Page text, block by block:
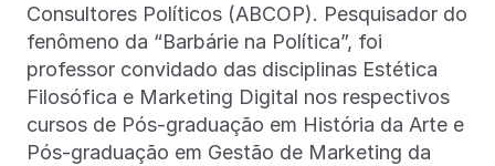
Consultores Políticos (ABCOP). Pesquisador do
fenômeno da “Barbárie na Política”, foi
professor convidado das disciplinas Estética
Filosófica e Marketing Digital nos respectivos
cursos de Pós-graduação em História da Arte e
Pós-graduação em Gestão de Marketing da